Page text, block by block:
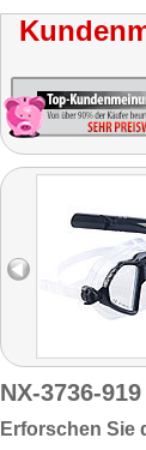
NX-3736-919
Erforschen Sie